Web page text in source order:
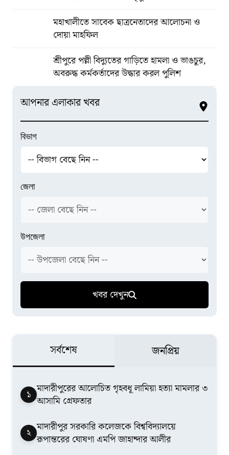
মহাখালীতে সাবেক ছাত্রনেতাদের আলোচনা ও
দোয়া মাহফিল
শ্রীপুরে পল্লী বিদ্যুতের গাড়িতে হামলা ও ভাঙচুর,
অবরুদ্ধ কর্মকর্তাদের উদ্ধার করল পুলিশ
আপনার এলাকার খবর
বিভাগ
জেলা
উপজেলা
খবর দেখুন
সর্বশেষ জনপ্রিয়
১ মাদারীপুরের আলোচিত গৃহবধূ লামিয়া হত্যা মামলার ৩
আসামি গ্রেফতার
২ মাদারীপুর সরকারি কলেজকে বিশ্ববিদ্যালয়ে
রূপান্তরের ঘোষণা এমপি জাহান্দার আলীর